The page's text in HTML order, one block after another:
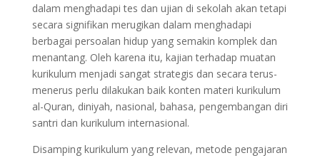
dalam menghadapi tes dan ujian di sekolah akan tetapi
secara signifikan merugikan dalam menghadapi
berbagai persoalan hidup yang semakin komplek dan
menantang. Oleh karena itu, kajian terhadap muatan
kurikulum menjadi sangat strategis dan secara terus-
menerus perlu dilakukan baik konten materi kurikulum
al-Quran, diniyah, nasional, bahasa, pengembangan diri
santri dan kurikulum internasional.
Disamping kurikulum yang relevan, metode pengajaran